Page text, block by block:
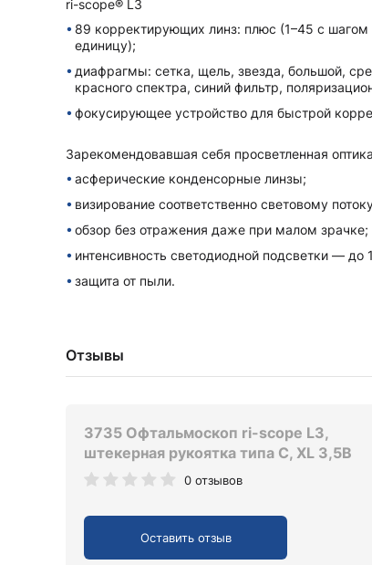
ri-scope® L3
89 корректирующих линз: плюс (1–45 с
единицу);
диафрагмы: сетка, щель, звезда, большой,
красного спектра, синий фильтр,
фокусирующее устройство для быстрой
Зарекомендовавшая себя просветленная
асферические конденсорные линзы;
визирование соответственно световому
обзор без отражения даже при малом зрачке;
интенсивность светодиодной подсветки — до
защита от пыли.
Отзывы
3735 Офтальмоскоп ri-scope L3,
штекерная рукоятка типа C, XL 3,5В
0 отзывов
Оставить отзыв